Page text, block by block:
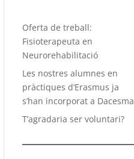
Oferta de treball:
Fisioterapeuta en
Neurorehabilitació
Les nostres alumnes en
pràctiques d’Erasmus ja
s’han incorporat a Dacesma
T’agradaria ser voluntari?